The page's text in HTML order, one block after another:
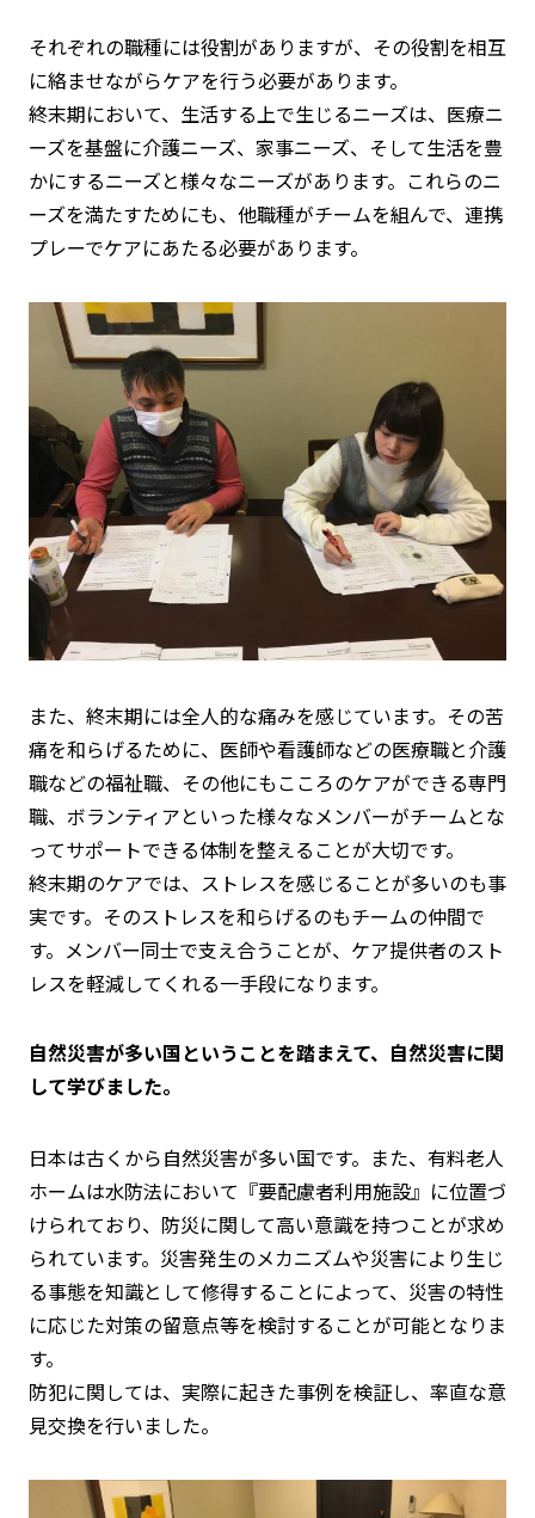
それぞれの職種には役割がありますが、その役割を相互
に絡ませながらケアを行う必要があります。
終末期において、生活する上で生じるニーズは、医療ニ
ーズを基盤に介護ニーズ、家事ニーズ、そして生活を豊
かにするニーズと様々なニーズがあります。これらのニ
ーズを満たすためにも、他職種がチームを組んで、連携
プレーでケアにあたる必要があります。
また、終末期には全人的な痛みを感じています。その苦
痛を和らげるために、医師や看護師などの医療職と介護
職などの福祉職、その他にもこころのケアができる専門
職、ボランティアといった様々なメンバーがチームとな
ってサポートできる体制を整えることが大切です。
終末期のケアでは、ストレスを感じることが多いのも事
実です。そのストレスを和らげるのもチームの仲間で
す。メンバー同士で支え合うことが、ケア提供者のスト
レスを軽減してくれる一手段になります。
自然災害が多い国ということを踏まえて、自然災害に関
して学びました。
日本は古くから自然災害が多い国です。また、有料老人
ホームは水防法において『要配慮者利用施設』に位置づ
けられており、防災に関して高い意識を持つことが求め
られています。災害発生のメカニズムや災害により生じ
る事態を知識として修得することによって、災害の特性
に応じた対策の留意点等を検討することが可能となりま
す。
防犯に関しては、実際に起きた事例を検証し、率直な意
見交換を行いました。